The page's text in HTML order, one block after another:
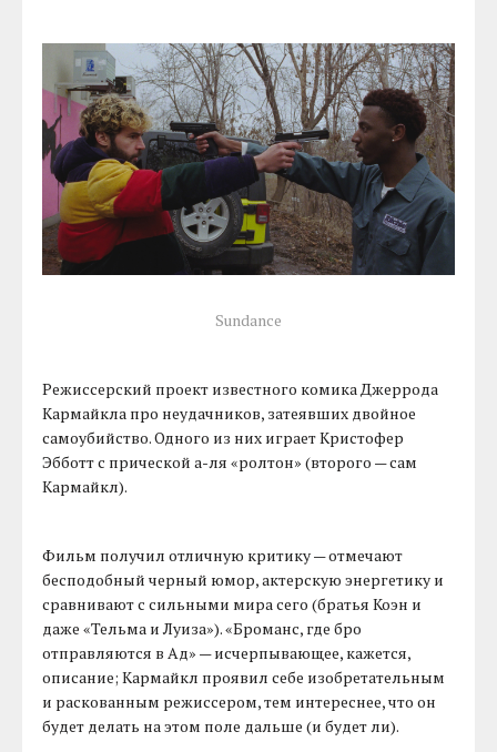
Sundance
Режиссерский проект известного комика Джеррода
Кармайкла про неудачников, затеявших двойное
самоубийство. Одного из них играет Кристофер
Эбботт с прической а-ля «ролтон» (второго — сам
Кармайкл).
Фильм получил отличную критику — отмечают
бесподобный черный юмор, актерскую энергетику и
сравнивают с сильными мира сего (братья Коэн и
даже «Тельма и Луиза»). «Броманс, где бро
отправляются в Ад» — исчерпывающее, кажется,
описание; Кармайкл проявил себе изобретательным
и раскованным режиссером, тем интереснее, что он
будет делать на этом поле дальше (и будет ли).